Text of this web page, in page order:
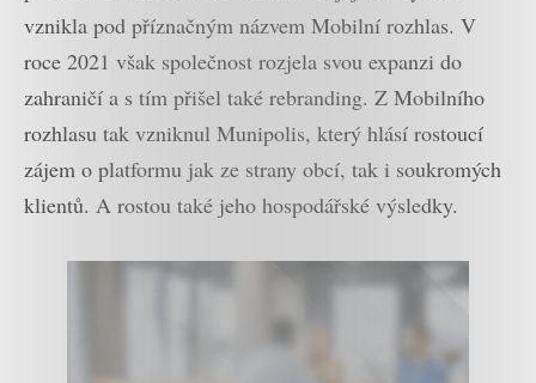
vznikla pod příznačným názvem Mobilní rozhlas. V
roce 2021 však společnost rozjela svou expanzi do
zahraničí a s tím přišel také rebranding. Z Mobilního
rozhlasu tak vzniknul Munipolis, který hlásí rostoucí
zájem o platformu jak ze strany obcí, tak i soukromých
klientů. A rostou také jeho hospodářské výsledky.